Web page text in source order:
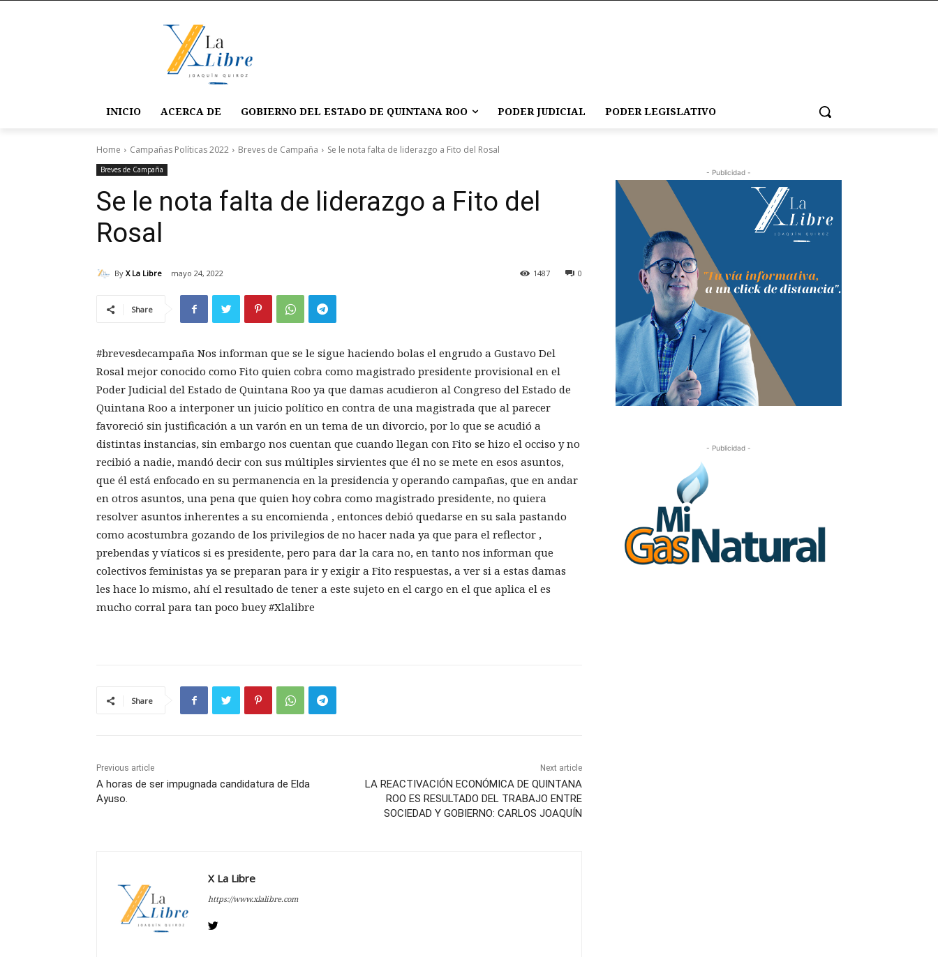
INICIO ACERCA DE GOBIERNO DEL ESTADO DE QUINTANA ROO PODER JUDICIAL PODER LEGISLATIVO
Home Campañas Políticas 2022 Breves de Campaña Se le nota falta de liderazgo a Fito del Rosal
Breves de Campaña
Se le nota falta de liderazgo a Fito del
Rosal
By X La Libre mayo 24, 2022 0
1487
Share
#brevesdecampaña Nos informan que se le sigue haciendo bolas el engrudo a Gustavo Del
Rosal mejor conocido como Fito quien cobra como magistrado presidente provisional en el
Poder Judicial del Estado de Quintana Roo ya que damas acudieron al Congreso del Estado de
Quintana Roo a interponer un juicio político en contra de una magistrada que al parecer
favoreció sin justificación a un varón en un tema de un divorcio, por lo que se acudió a
distintas instancias, sin embargo nos cuentan que cuando llegan con Fito se hizo el occiso y no
recibió a nadie, mandó decir con sus múltiples sirvientes que él no se mete en esos asuntos,
que él está enfocado en su permanencia en la presidencia y operando campañas, que en andar
en otros asuntos, una pena que quien hoy cobra como magistrado presidente, no quiera
resolver asuntos inherentes a su encomienda , entonces debió quedarse en su sala pastando
como acostumbra gozando de los privilegios de no hacer nada ya que para el reflector ,
prebendas y víaticos si es presidente, pero para dar la cara no, en tanto nos informan que
colectivos feministas ya se preparan para ir y exigir a Fito respuestas, a ver si a estas damas
les hace lo mismo, ahí el resultado de tener a este sujeto en el cargo en el que aplica el es
mucho corral para tan poco buey #Xlalibre
Share
Previous article
A horas de ser impugnada candidatura de Elda
Ayuso.
Next article
LA REACTIVACIÓN ECONÓMICA DE QUINTANA
ROO ES RESULTADO DEL TRABAJO ENTRE
SOCIEDAD Y GOBIERNO: CARLOS JOAQUÍN
X La Libre
https://www.xlalibre.com
- Publicidad -
- Publicidad -